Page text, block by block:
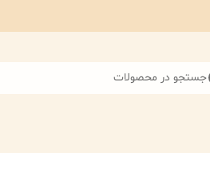
جستجو در محصولات